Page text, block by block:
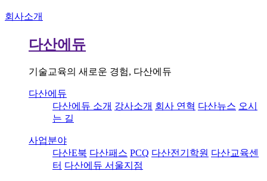
회사소개
다산에듀
기술교육의 새로운 경험, 다산에듀
다산에듀
다산에듀 소개 강사소개 회사 연혁 다산뉴스 오시
는 길
사업분야
다산E북 다산패스 PCQ 다산전기학원 다산교육센
터 다산에듀 서울지점